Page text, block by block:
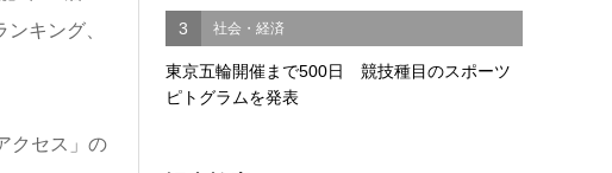
キング、
クセス」の
3 社会・経済
東京五輪開催まで500日 競技種目のスポーツ
ピトグラムを発表